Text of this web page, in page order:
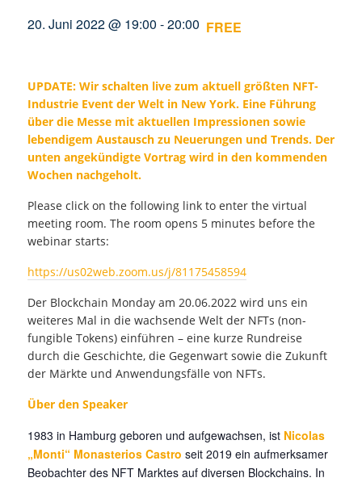
20. Juni 2022 @ 19:00 -20:00 FREE
UPDATE: Wir schalten live zum aktuell größten NFT-
Industrie Event der Welt in New York. Eine Führung
über die Messe mit aktuellen Impressionen sowie
lebendigem Austausch zu Neuerungen und Trends. Der
unten angekündigte Vortrag wird in den kommenden
Wochen nachgeholt.
Please click on the following link to enter the virtual
meeting room. The room opens 5 minutes before the
webinar starts:
https://us02web.zoom.us/j/81175458594
Der Blockchain Monday am 20.06.2022 wird uns ein
weiteres Mal in die wachsende Welt der NFTs (non-
fungible Tokens) einführen – eine kurze Rundreise
durch die Geschichte, die Gegenwart sowie die Zukunft
der Märkte und Anwendungsfälle von NFTs.
Über den Speaker
1983 in Hamburg geboren und aufgewachsen, ist Nicolas
„Monti“ Monasterios Castro seit 2019 ein aufmerksamer
Beobachter des NFT Marktes auf diversen Blockchains. In